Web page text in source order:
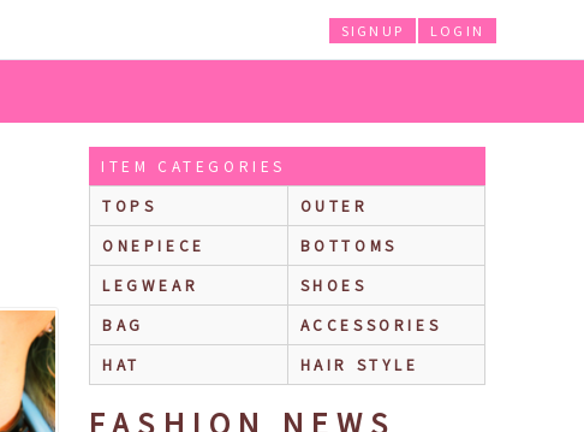
LOGIN
SIGNUP
ITEM CATEGORIES
TOPS
OUTER
ONEPIECE
BOTTOMS
LEGWEAR
SHOES
BAG
ACCESSORIES
HAT
HAIR STYLE
FASHION NEWS